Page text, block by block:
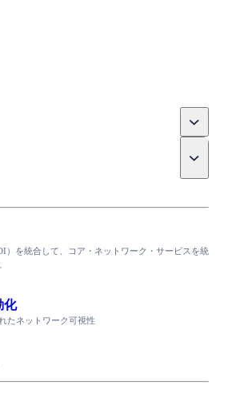
）を統合して、コア・ネットワーク・サービスを統
化
たネットワーク可視性